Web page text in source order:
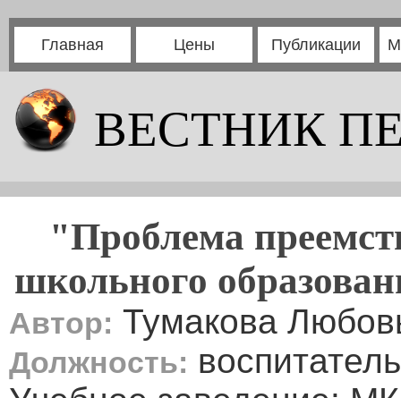
Главная Цены Публикации
ВЕСТНИК
"Проблема
школьного
Автор: Тумакова
Должность: воспитатель